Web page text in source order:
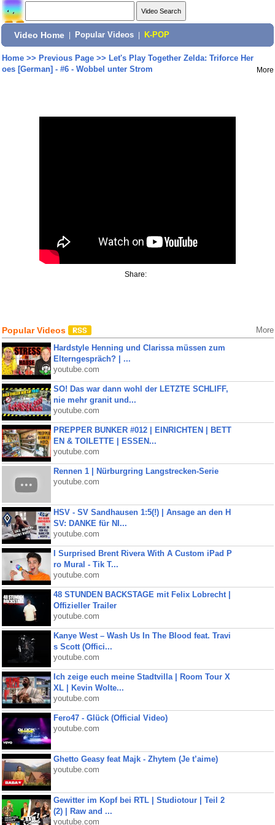
Video Home Popular Videos K-POP
Home>> Previous Page>> Let's Play Together Zelda: Triforce Her
oes [German] - #6 - Wobbel unter Strom
More
Share:
Popular Videos More
Hardstyle Henning und Clarissa müssen zum
Elterngespräch? | ...
youtube.com
SO! Das war dann wohl der LETZTE SCHLIFF,
nie mehr granit und...
youtube.com
PREPPER BUNKER #012 | EINRICHTEN | BETT
EN & TOILETTE | ESSEN...
youtube.com
Rennen 1 | Nürburgring Langstrecken-Serie
youtube.com
HSV - SV Sandhausen 1:5(!) | Ansage an den H
SV: DANKE für NI...
youtube.com
I Surprised Brent Rivera With A Custom iPad P
ro Mural - Tik T...
youtube.com
48 STUNDEN BACKSTAGE mit Felix Lobrecht |
Offizieller Trailer
youtube.com
Kanye West – Wash Us In The Blood feat. Travi
s Scott (Offici...
youtube.com
Ich zeige euch meine Stadtvilla | Room Tour X
XL | Kevin Wolte...
youtube.com
Fero47 - Glück (Official Video)
youtube.com
Ghetto Geasy feat Majk - Zhytem (Je t’aime)
youtube.com
Gewitter im Kopf bei RTL | Studiotour | Teil 2
(2) | Raw and ...
youtube.com